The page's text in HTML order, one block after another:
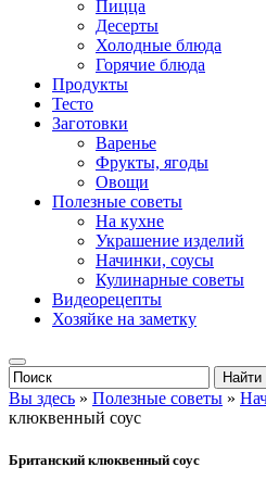
Пицца
Десерты
Холодные блюда
Горячие блюда
Продукты
Тесто
Заготовки
Варенье
Фрукты, ягоды
Овощи
Полезные советы
На кухне
Украшение изделий
Начинки, соусы
Кулинарные советы
Видеорецепты
Хозяйке на заметку
Вы здесь » Полезные советы »
клюквенный соус
Британский клюквенный соус